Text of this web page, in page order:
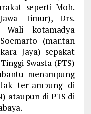
seperti Moh.
Timur), Drs.
kotamadya
(mantan
Jaya) sepakat
Swasta (PTS)
menampung
tertampung di
ataupun di PTS di